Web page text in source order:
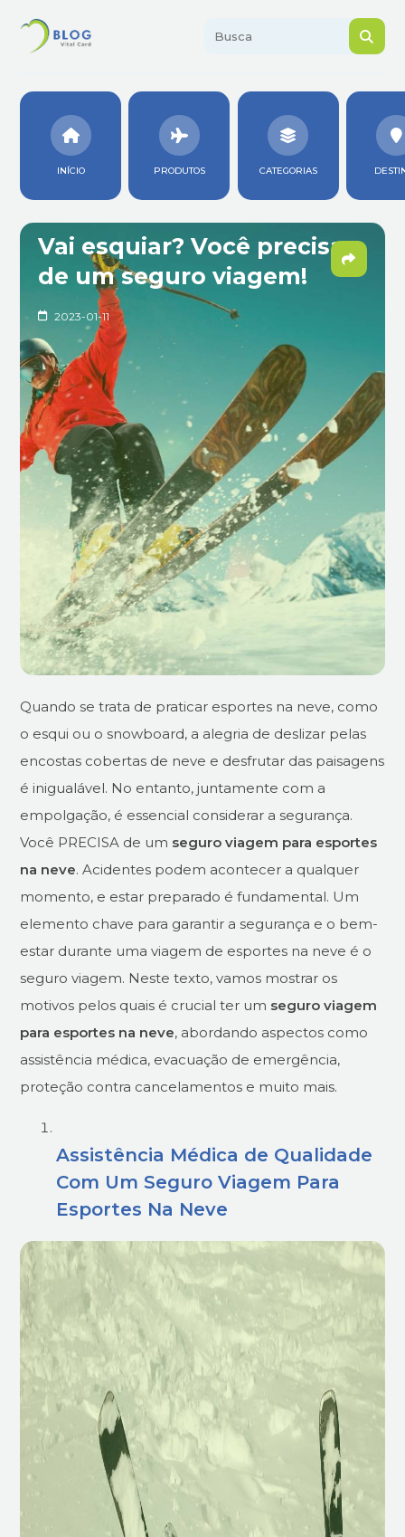
INÍCIO PRODUTOS CATEGORIAS
Vai esquiar? Você precisa
de um seguro viagem!
2023-01-11
Quando se trata de praticar esportes na neve, como
o esqui ou o snowboard, a alegria de deslizar pelas
encostas cobertas de neve e desfrutar das paisagens
é inigualável. No entanto, juntamente com a
empolgação, é essencial considerar a segurança.
Você PRECISA de um seguro viagem para esportes
na neve. Acidentes podem acontecer a qualquer
momento, e estar preparado é fundamental. Um
elemento chave para garantir a segurança e o bem-
estar durante uma viagem de esportes na neve é o
seguro viagem. Neste texto, vamos mostrar os
motivos pelos quais é crucial ter um seguro viagem
para esportes na neve, abordando aspectos como
assistência médica, evacuação de emergência,
proteção contra cancelamentos e muito mais.
Assistência Médica de Qualidade
Com Um Seguro Viagem Para
Esportes Na Neve